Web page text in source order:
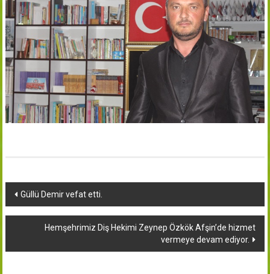
Yazı
dolaşımı
Güllü Demir vefat etti.
Hemşehrimiz Diş Hekimi Zeynep Özkök Afşin’de hizmet
vermeye devam ediyor.